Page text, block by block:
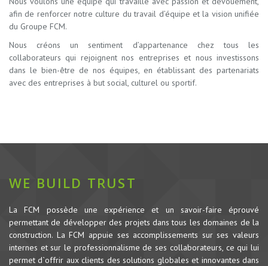
afin de renforcer notre culture du travail d’équipe et la vision unifiée
du Groupe FCM.
Nous créons un sentiment d’appartenance chez tous les
collaborateurs qui rejoignent nos entreprises et nous investissons
dans le bien-être de nos équipes, en établissant des partenariats
avec des entreprises à but social, culturel ou sportif.
WE BUILD TRUST
La FCM possède une expérience et un savoir-faire éprouvé
permettant de développer des projets dans tous les domaines de la
construction. La FCM appuie ses accomplissements sur ses valeurs
internes et sur le professionnalisme de ses collaborateurs, ce qui lui
permet d`offrir aux clients des solutions globales et innovantes dans